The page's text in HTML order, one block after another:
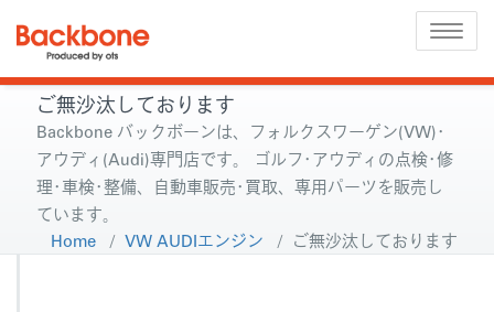
Toggle
ご無沙汰しております
Backbone バックボーンは、フォルクスワーゲン(VW)･
アウディ(Audi)専門店です。 ゴルフ･アウディの点検･修
理･車検･整備、自動車販売･買取、専用パーツを販売し
ています。
Home / VW AUDIエンジン / ご無沙汰しております